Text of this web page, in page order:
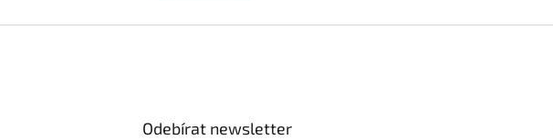
d
v
Odebírat newsletter